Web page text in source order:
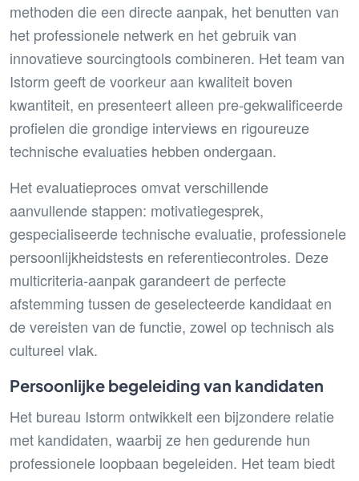
methoden die een directe aanpak, het benutten van
het professionele netwerk en het gebruik van
innovatieve sourcingtools combineren. Het team van
Istorm geeft de voorkeur aan kwaliteit boven
kwantiteit, en presenteert alleen pre-gekwalificeerde
profielen die grondige interviews en rigoureuze
technische evaluaties hebben ondergaan.
Het evaluatieproces omvat verschillende
aanvullende stappen: motivatiegesprek,
gespecialiseerde technische evaluatie, professionele
persoonlijkheidstests en referentiecontroles. Deze
multicriteria-aanpak garandeert de perfecte
afstemming tussen de geselecteerde kandidaat en
de vereisten van de functie, zowel op technisch als
cultureel vlak.
Persoonlijke begeleiding van kandidaten
Het bureau Istorm ontwikkelt een bijzondere relatie
met kandidaten, waarbij ze hen gedurende hun
professionele loopbaan begeleiden. Het team biedt